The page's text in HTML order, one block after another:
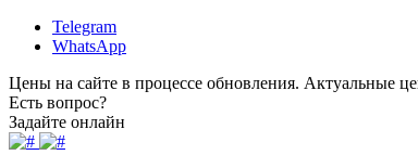
Telegram
WhatsApp
Цены на сайте в процессе обновления. Актуальные
Есть вопрос?
Задайте онлайн